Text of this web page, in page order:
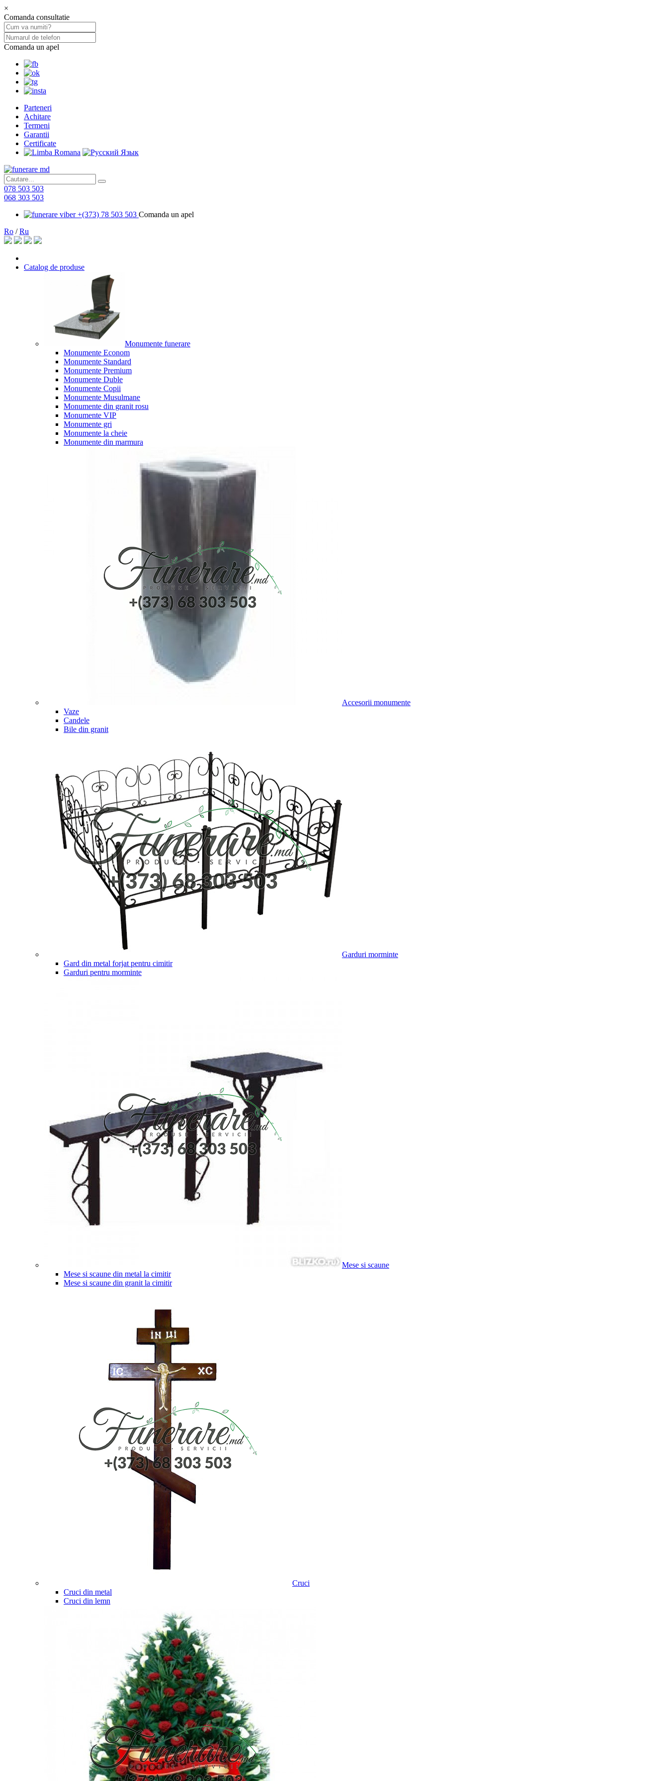
×
Comanda consultatie
Comanda un apel
Parteneri
Achitare
Termeni
Garantii
Certificate
078 503 503
068 303 503
+(373) 78 503 503 Comanda un apel
Ro /Ru
Catalog de produse
Monumente funerare
Monumente Econom
Monumente Standard
Monumente Premium
Monumente Duble
Monumente Copii
Monumente Musulmane
Monumente din granit rosu
Monumente VIP
Monumente gri
Monumente la cheie
Monumente din marmura
Accesorii monumente
Vaze
Candele
Bile din granit
Garduri morminte
Gard din metal forjat pentru cimitir
Garduri pentru morminte
Mese si scaune
Mese si scaune din metal la cimitir
Mese si scaune din granit la cimitir
Cruci
Cruci din metal
Cruci din lemn